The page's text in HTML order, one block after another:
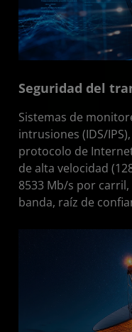
Seguridad del
Sistemas de
intrusiones (IDS/
protocolo de
de alta velocidad
8533 Mb/s por
banda, raíz de